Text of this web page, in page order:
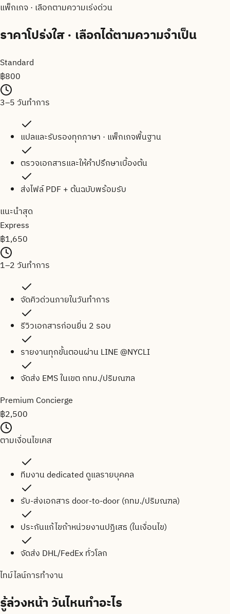
แพ็กเกจ · เลือกตามความเร่งด่วน
ราคาโปร่งใส· เลือกได้ตามความจำเป็น
Standard
฿800
3–5 วันทำการ
แปลและรับรองทุกภาษา · แพ็กเกจพื้นฐาน
ตรวจเอกสารและให้คำปรึกษาเบื้องต้น
ส่งไฟล์ PDF + ต้นฉบับพร้อมรับ
แนะนำสุด
Express
฿1,650
1–2 วันทำการ
จัดคิวด่วนภายในวันทำการ
รีวิวเอกสารก่อนยื่น 2 รอบ
รายงานทุกขั้นตอนผ่าน LINE @NYCLI
จัดส่ง EMS ในเขต กทม./ปริมณฑล
Premium Concierge
฿2,500
ตามเงื่อนไขเคส
ทีมงาน dedicated ดูแลรายบุคคล
รับ-ส่งเอกสาร door-to-door (กทม./ปริมณฑล)
ประกันแก้ไขถ้าหน่วยงานปฏิเสธ (ในเงื่อนไข)
จัดส่ง DHL/FedEx ทั่วโลก
ไทม์ไลน์การทำงาน
รู้ล่วงหน้าวันไหนทำอะไร